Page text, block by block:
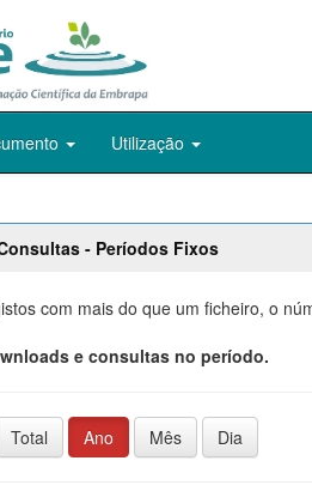
Utilização
- Períodos Fixos
com mais do que um ficheiro, o
e consultas no período.
Total Ano Mês Dia